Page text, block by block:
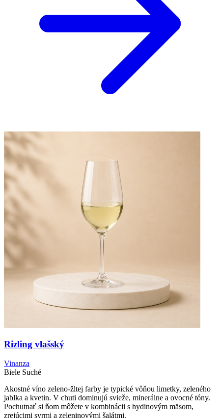
Rizling vlašský
Vinanza
Biele Suché
Akostné víno zeleno-žltej farby je typické vôňou limetky, zeleného
jablka a kvetin. V chuti dominujú svieže, minerálne a ovocné tóny.
Pochutnať si ňom môžete v kombinácii s hydinovým mäsom,
zrejúcimi syrmi a zeleninovými šalátmi.